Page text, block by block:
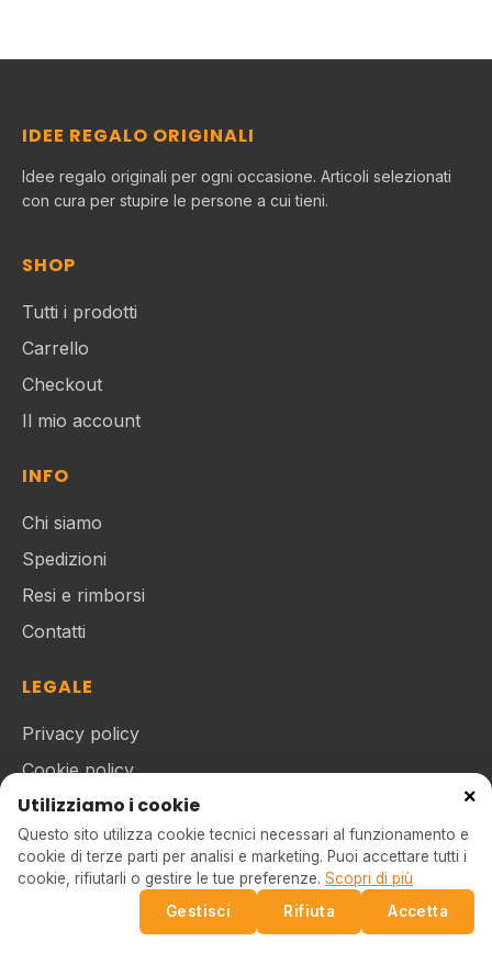
IDEE REGALO ORIGINALI
Idee regalo originali per ogni occasione. Articoli selezionati
con cura per stupire le persone a cui tieni.
SHOP
Tutti i prodotti
Carrello
Checkout
Il mio account
INFO
Chi siamo
Spedizioni
Resi e rimborsi
Contatti
LEGALE
Privacy policy
Cookie policy
Termini e condizioni
© 2026 Idee regalo originali. Tutti i diritti riservati.
CRIS AND CRIS – P.IVA 08813060012
×
Utilizziamo i cookie
Questo sito utilizza cookie tecnici necessari al funzionamento e
cookie di terze parti per analisi e marketing. Puoi accettare tutti i
cookie, rifiutarli o gestire le tue preferenze. Scopri di più
Gestisci
Rifiuta Accetta